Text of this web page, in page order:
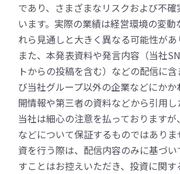
であり、さまざまなリスクおよび不確
います。実際の業績は経営環境の変動
れら見通しと大きく異なる可能性があ
また、本発表資料や発言内容（当社
トからの投稿を含む）などの配信に
び当社グループ以外の企業などにか
開情報や第三者の資料などから引用し
当社は細心の注意を払っております
などについて保証するものではあり
資を行う際は、配信内容のみに基づ
すことはお控えいただき、投資に関